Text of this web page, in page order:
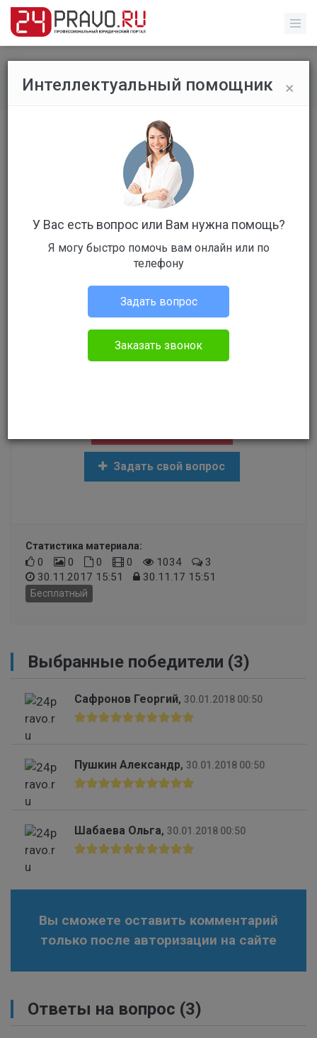
Все вопросы / Прочее
Загранпаспорт
Вопрос уже решен
Здравствуйте! Какие сроки оформления
Задать свой вопрос
Статистика материала:
0 0 0 0 1034
3
30.11.2017 15:51
30.11.17 15:51
Бесплатный
Выбранные победители (3)
Сафронов Георгий, 30.01.2018 00:50
Пушкин Александр, 30.01.2018 00:50
Шабаева Ольга, 30.01.2018 00:50
Вы сможете оставить комментарий
только после авторизации на сайте
Ответы на вопрос (3)
×
Интеллектуальный помощник
У Вас есть вопрос или Вам нужна помощь?
Я могу быстро помочь вам онлайн или по
телефону
Задать вопрос
Заказать звонок